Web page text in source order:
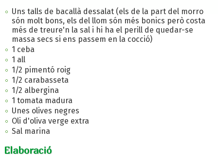
Uns talls de bacallà dessalat (els de la part del morro
són molt bons, els del llom són més bonics però costa
més de treure'n la sal i hi ha el perill de quedar-se
massa secs si ens passem en la cocció)
1 ceba
1 all
1/2 pimentó roig
1/2 carabasseta
1/2 albergina
1 tomata madura
Unes olives negres
Oli d'oliva verge extra
Sal marina
Elaboració